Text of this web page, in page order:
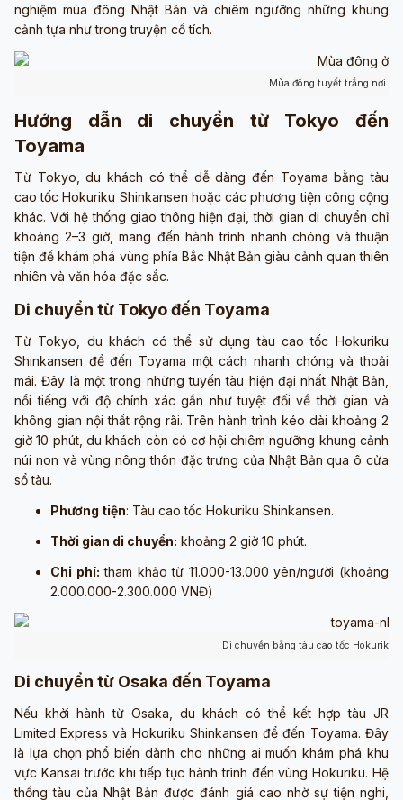
nghiệm mùa đông Nhật Bản và chiêm ngưỡng những khung
cảnh tựa như trong truyện cổ tích.
Mùa đông tuyết trắng nơi
Hướng dẫn di chuyển từ Tokyo đến
Toyama
Từ Tokyo, du khách có thể dễ dàng đến Toyama bằng tàu
cao tốc Hokuriku Shinkansen hoặc các phương tiện công cộng
khác. Với hệ thống giao thông hiện đại, thời gian di chuyển chỉ
khoảng 2–3 giờ, mang đến hành trình nhanh chóng và thuận
tiện để khám phá vùng phía Bắc Nhật Bản giàu cảnh quan thiên
nhiên và văn hóa đặc sắc.
Di chuyển từ Tokyo đến Toyama
Từ Tokyo, du khách có thể sử dụng tàu cao tốc Hokuriku
Shinkansen để đến Toyama một cách nhanh chóng và thoải
mái. Đây là một trong những tuyến tàu hiện đại nhất Nhật Bản,
nổi tiếng với độ chính xác gần như tuyệt đối về thời gian và
không gian nội thất rộng rãi. Trên hành trình kéo dài khoảng 2
giờ 10 phút, du khách còn có cơ hội chiêm ngưỡng khung cảnh
núi non và vùng nông thôn đặc trưng của Nhật Bản qua ô cửa
sổ tàu.
Phương tiện: Tàu cao tốc Hokuriku Shinkansen.
Thời gian di chuyển: khoảng 2 giờ 10 phút.
Chi phí: tham khảo từ 11.000-13.000 yên/người (khoảng
2.000.000-2.300.000 VNĐ)
Di chuyển bằng tàu cao tốc Hokuriku
Di chuyển từ Osaka đến Toyama
Nếu khởi hành từ Osaka, du khách có thể kết hợp tàu JR
Limited Express và Hokuriku Shinkansen để đến Toyama. Đây
là lựa chọn phổ biến dành cho những ai muốn khám phá khu
vực Kansai trước khi tiếp tục hành trình đến vùng Hokuriku. Hệ
thống tàu của Nhật Bản được đánh giá cao nhờ sự tiện nghi,